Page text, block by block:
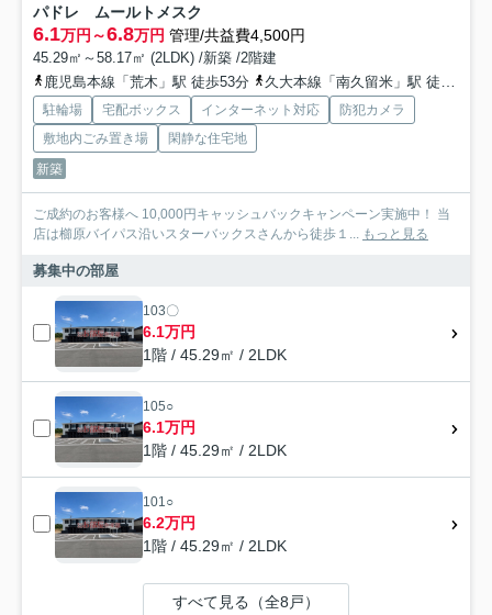
パドレ ムールトメスク
6.1万円～6.8万円 管理/共益費4,500円
45.29㎡～58.17㎡ (2LDK) /新築 /2階建
鹿児島本線「荒木」駅 徒歩53分
久大本線「南久留米」駅 徒歩57分
駐輪場 宅配ボックス インターネット対応
防犯カメラ
敷地内ごみ置き場
閑静な住宅地
新築
ご成約のお客様へ 10,000円キャッシュバックキャンペーン実施中！ 当
店は櫛原バイパス沿いスターバックスさんから徒歩１...
もっと見る
募集中の部屋
103〇
6.1万円
1階 / 45.29㎡ / 2LDK
105○
6.1万円
1階 / 45.29㎡ / 2LDK
101○
6.2万円
1階 / 45.29㎡ / 2LDK
すべて見る（全8戸）